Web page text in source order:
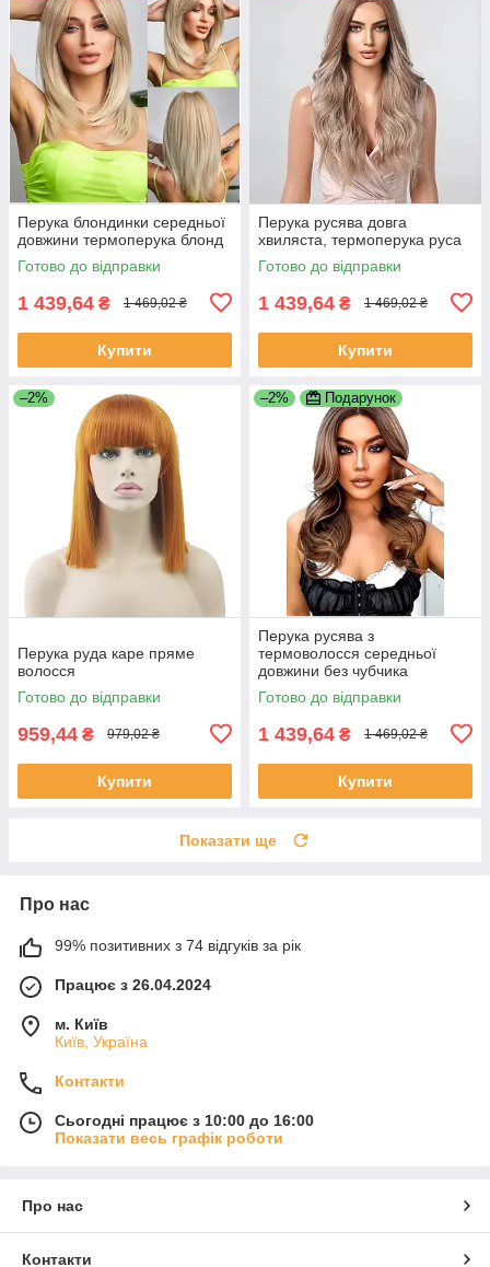
Перука блондинки середньої
довжини термоперука блонд
Готово до відправки
1 439,64 ₴ 1 469,02 ₴
Купити
Перука русява довга
хвиляста, термоперука руса
Готово до відправки
1 439,64 ₴ 1 469,02 ₴
Купити
–2%
Перука руда каре пряме
волосся
Готово до відправки
959,44 ₴ 979,02 ₴
Купити
–2% Подарунок
Перука русява з
термоволосся середньої
довжини без чубчика
коричнева (LC2164)
Готово до відправки
1 439,64 ₴ 1 469,02 ₴
Купити
Показати ще
Про нас
99% позитивних з 74 відгуків за рік
Працює з 26.04.2024
м. Київ
Київ, Україна
Контакти
Сьогодні працює з 10:00 до 16:00
Показати весь графік роботи
Про нас
Контакти